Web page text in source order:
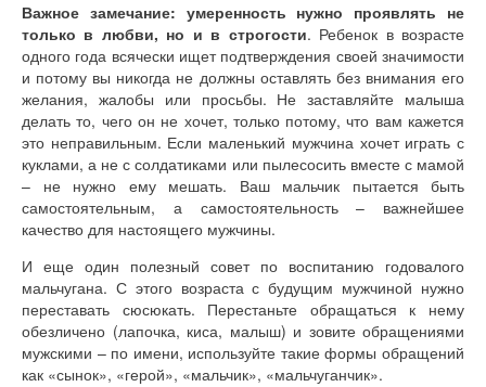
Важное замечание: умеренность нужно проявлять не
только в любви, но и в строгости. Ребенок в возрасте
одного года всячески ищет подтверждения своей значимости
и потому вы никогда не должны оставлять без внимания его
желания, жалобы или просьбы. Не заставляйте малыша
делать то, чего он не хочет, только потому, что вам кажется
это неправильным. Если маленький мужчина хочет играть с
куклами, а не с солдатиками или пылесосить вместе с мамой
– не нужно ему мешать. Ваш мальчик пытается быть
самостоятельным, а самостоятельность – важнейшее
качество для настоящего мужчины.
И еще один полезный совет по воспитанию годовалого
мальчугана. С этого возраста с будущим мужчиной нужно
переставать сюсюкать. Перестаньте обращаться к нему
обезличено (лапочка, киса, малыш) и зовите обращениями
мужскими – по имени, используйте такие формы обращений
как «сынок», «герой», «мальчик», «мальчуганчик».